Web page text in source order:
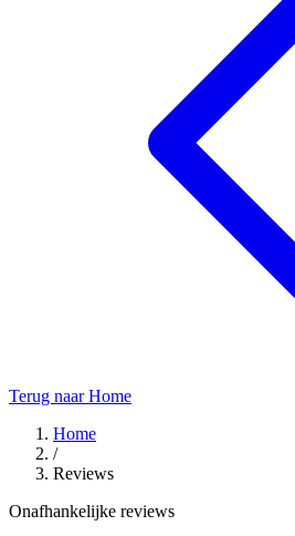
Terug naar Home
Home
/
Reviews
Onafhankelijke reviews